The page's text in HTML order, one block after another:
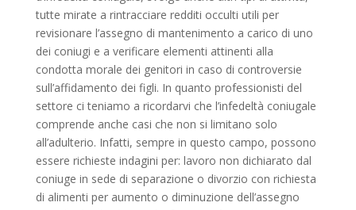
tutte mirate a rintracciare redditi occulti utili per
revisionare l’assegno di mantenimento a carico di uno
dei coniugi e a verificare elementi attinenti alla
condotta morale dei genitori in caso di controversie
sull’affidamento dei figli. In quanto professionisti del
settore ci teniamo a ricordarvi che l’infedeltà coniugale
comprende anche casi che non si limitano solo
all’adulterio. Infatti, sempre in questo campo, possono
essere richieste indagini per: lavoro non dichiarato dal
coniuge in sede di separazione o divorzio con richiesta
di alimenti per aumento o diminuzione dell’assegno